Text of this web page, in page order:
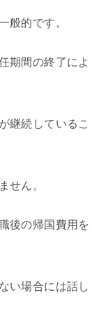
般的です。
期間の終了によ
継続しているこ
せん。
後の帰国費用を
い場合には話し